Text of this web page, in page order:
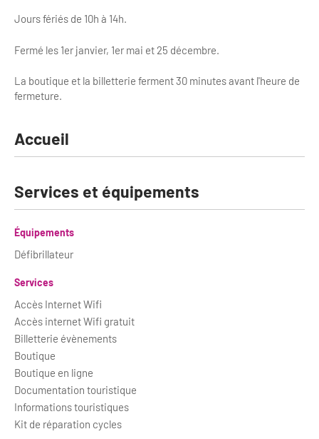
Se former et s'informer à l'Accessibilité
Nos publics en situation de handicap
Comment se rendre accessible?
Le Label Villes et Villages Fleuris
S'investir dans le label
L'organisation des visites
Remise des Prix
Destination Groupes
Magazine Paris Region
Newsletter BtoB
Institutionnels du tourisme
Grands Evènements
Jours fériés de 10h à 14h.
Fermé les 1er janvier, 1er mai et 25 décembre.
La boutique et la billetterie ferment 30 minutes avant l'heure de
fermeture.
Accueil
Services et équipements
Équipements
Défibrillateur
Services
Accès Internet Wifi
Accès internet Wifi gratuit
Billetterie évènements
Boutique
Boutique en ligne
Documentation touristique
Informations touristiques
Kit de réparation cycles